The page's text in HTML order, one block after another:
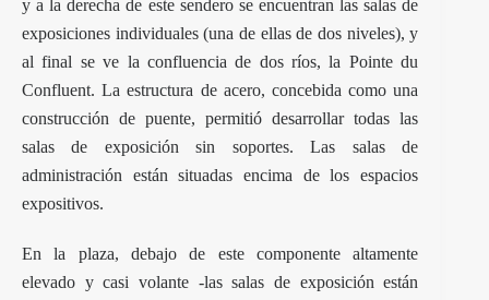
y a la derecha de este sendero se encuentran las salas de
exposiciones individuales (una de ellas de dos niveles), y
al final se ve la confluencia de dos ríos, la Pointe du
Confluent. La estructura de acero, concebida como una
construcción de puente, permitió desarrollar todas las
salas de exposición sin soportes. Las salas de
administración están situadas encima de los espacios
expositivos.
En la plaza, debajo de este componente altamente
elevado y casi volante -las salas de exposición están